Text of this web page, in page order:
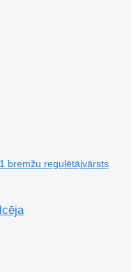
bremžu regulētājvārsts